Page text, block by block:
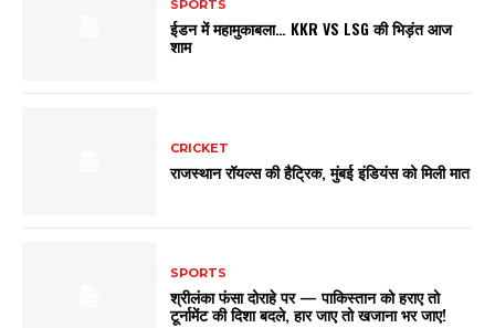
SPORTS
ईडन में महामुकाबला… KKR VS LSG की भिड़ंत आज
शाम
CRICKET
राजस्थान रॉयल्स की हैट्रिक, मुंबई इंडियंस को मिली मात
SPORTS
श्रीलंका फंसा दोराहे पर — पाकिस्तान को हराए तो
टूर्नामेंट की दिशा बदले, हार जाए तो खजाना भर जाए!